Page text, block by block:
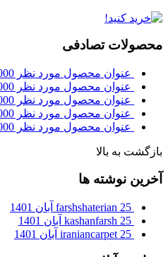
محصولات تصادفی
عنوان محصول مورد نظر
عنوان محصول مورد نظر
عنوان محصول مورد نظر
عنوان محصول مورد نظر
عنوان محصول مورد نظر
بازگشت به بالا
آخرین نوشته ها
farshshaterian 25 آبان 1401
kashanfarsh 25 آبان 1401
iraniancarpet 25 آبان 1401